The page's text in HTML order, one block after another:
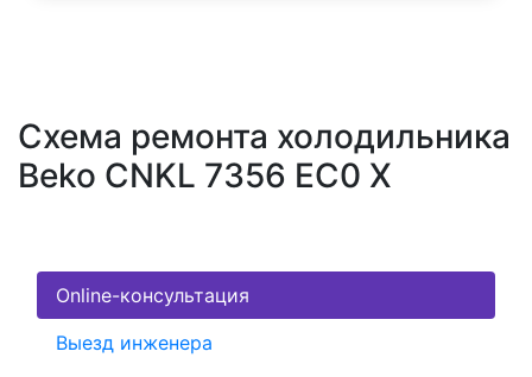
Схема ремонта холодильника
Beko CNKL 7356 EC0 X
Online-консультация
Выезд инженера